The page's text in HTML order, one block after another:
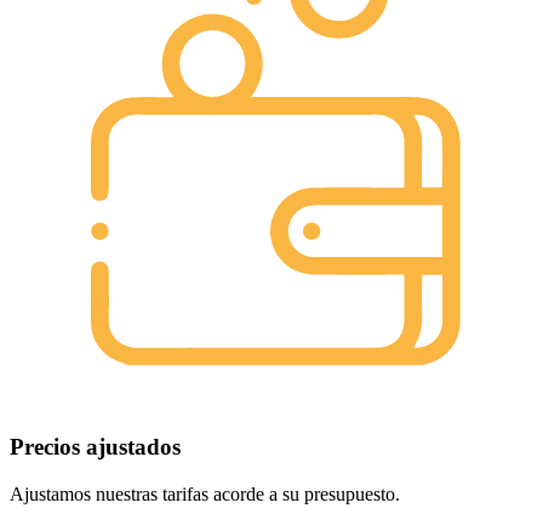
Precios ajustados
Ajustamos nuestras tarifas acorde a su presupuesto.